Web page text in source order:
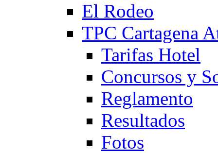
El Rodeo
TPC Cartagena
Tarifas Hotel
Concursos y
Reglamento
Resultados
Fotos